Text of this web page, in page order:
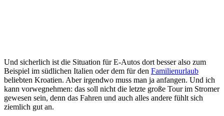
Und sicherlich ist die Situation für E-Autos dort besser also zum
Beispiel im südlichen Italien oder dem für den Familienurlaub
beliebten Kroatien. Aber irgendwo muss man ja anfangen. Und ich
kann vorwegnehmen: das soll nicht die letzte große Tour im Stromer
gewesen sein, denn das Fahren und auch alles andere fühlt sich
ziemlich gut an.